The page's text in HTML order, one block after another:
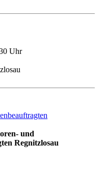
Uhr
und
Regnitzlosau